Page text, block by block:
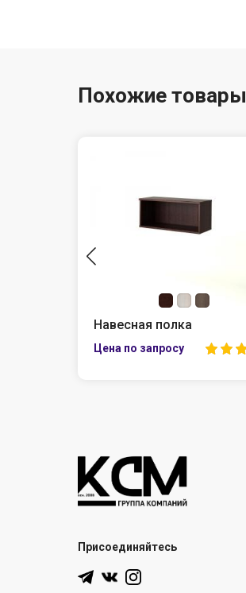
Похожие товары
Навесная полка
Присоединяйтесь